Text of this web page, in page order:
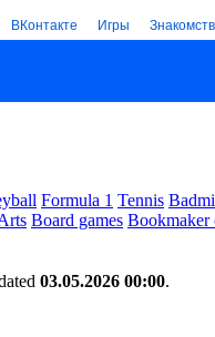
ВКонтакте Игры
Formula 1 Tennis
Board games Bookmaker
03.05.2026 00:00.